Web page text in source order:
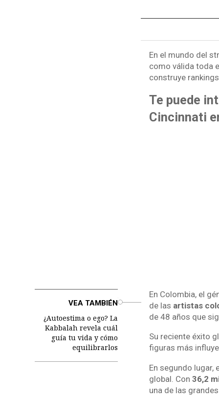
En el mundo del
como válida toda
construye
Te puede
Cincinnati
VEA TAMBIÉN
¿Autoestima o ego? La
Kabbalah revela cuál
guía tu vida y cómo
equilibrarlos
En Colombia, el
de las artistas
de 48 años que
Su reciente éxito
figuras más
En segundo lugar,
global. Con 36,2
una de las